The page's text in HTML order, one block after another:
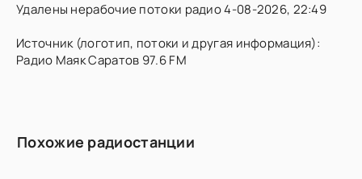
Удалены нерабочие потоки радио 4-08-2026, 22:49
Источник (логотип, потоки и другая информация):
Радио Маяк Саратов 97.6 FM
Похожие радиостанции